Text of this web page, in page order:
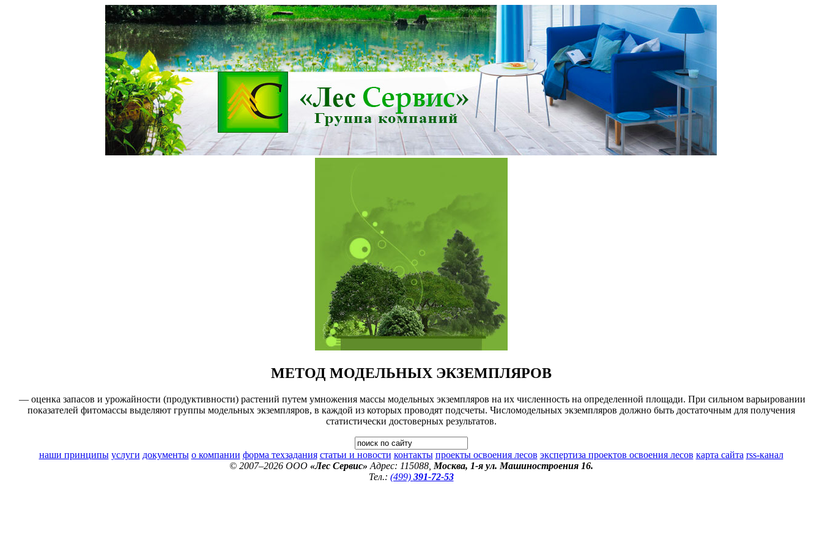
МЕТОД МОДЕЛЬНЫХ ЭКЗЕМПЛЯРОВ
— оценка запасов и урожайности (продуктивности) растений путем умножения массы модельных экземпляров на их численность на определенной площади. При сильном варьировании
показателей фитомассы выделяют группы модельных экземпляров, в каждой из которых проводят подсчеты. Числомодельных экземпляров должно быть достаточным для получения
статистически достоверных результатов.
наши принципы услуги документы о компании форма техзадания статьи и новости контакты проекты освоения лесов экспертиза проектов освоения лесов карта сайта rss-канал
© 2007–2026 ООО «Лес Сервис» Адрес: 115088, Москва, 1-я ул. Машиностроения 16.
Тел.: (499) 391-72-53